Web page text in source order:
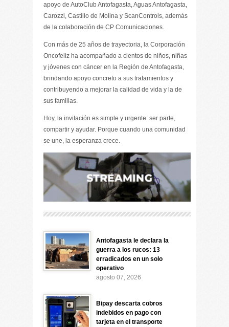
apoyo de AutoClub Antofagasta, Aguas Antofagasta,
Carozzi, Castillo de Molina y ScanControls, además
de la colaboración de CP Comunicaciones.
Con más de 25 años de trayectoria, la Corporación
Oncofeliz ha acompañado a cientos de niños, niñas
y jóvenes con cáncer en la Región de Antofagasta,
brindando apoyo concreto a sus tratamientos y
contribuyendo a mejorar la calidad de vida y la de
sus familias.
Hoy, la invitación es simple y urgente: ser parte,
compartir y ayudar. Porque cuando una comunidad
se une, la esperanza crece.
Antofagasta le declara la
guerra a los rucos: 13
erradicados en un solo
operativo
agosto 07, 2026
Bipay descarta cobros
indebidos en pago con
tarjeta en el transporte